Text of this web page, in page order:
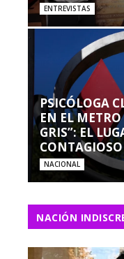
ENTREVISTAS
PSICÓLOGA
EN EL
GRIS”: EL
CONTAGIOSO
NACIONAL
NACIÓN